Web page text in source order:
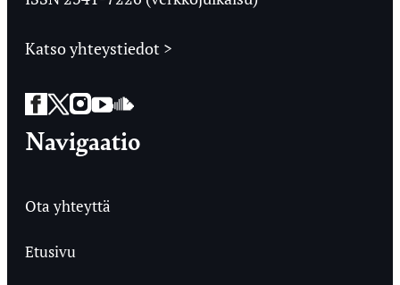
Katso yhteystiedot >
Facebook
Twitter
Instagram
YouTube
SoundCloud
Navigaatio
Ota yhteyttä
Etusivu